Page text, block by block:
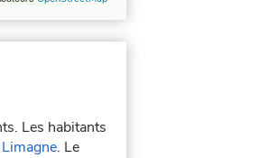
Les habitants
. Le